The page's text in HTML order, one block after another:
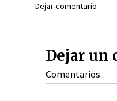
Dejar comentario
Dejar un
Comentarios